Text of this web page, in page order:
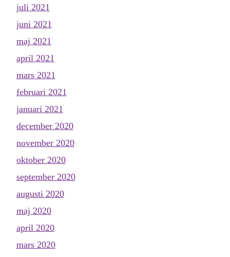
juli 2021
juni 2021
maj 2021
april 2021
mars 2021
februari 2021
januari 2021
december 2020
november 2020
oktober 2020
september 2020
augusti 2020
maj 2020
april 2020
mars 2020